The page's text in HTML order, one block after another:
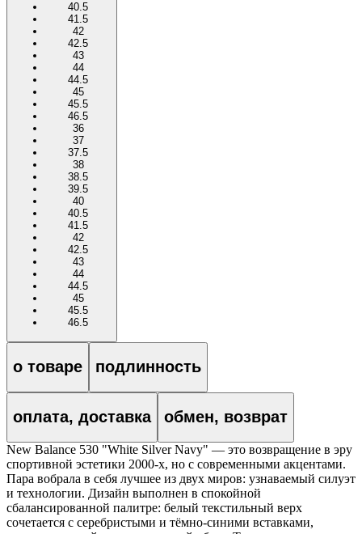
40.5
41.5
42
42.5
43
44
44.5
45
45.5
46.5
36
37
37.5
38
38.5
39.5
40
40.5
41.5
42
42.5
43
44
44.5
45
45.5
46.5
о товаре подлинность
оплата, доставка обмен, возврат
New Balance 530 "White Silver Navy" — это возвращение в эру
спортивной эстетики 2000-х, но с современными акцентами.
Пара вобрала в себя лучшее из двух миров: узнаваемый силуэт
и технологии. Дизайн выполнен в спокойной
сбалансированной палитре: белый текстильный верх
сочетается с серебристыми и тёмно-синими вставками,